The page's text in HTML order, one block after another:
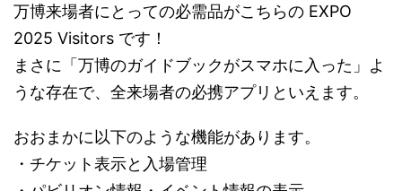
万博来場者にとっての必需品がこちらの EXPO
2025 Visitors です！
まさに「万博のガイドブックがスマホに入った」よ
うな存在で、全来場者の必携アプリといえます。
おおまかに以下のような機能があります。
・チケット表示と入場管理